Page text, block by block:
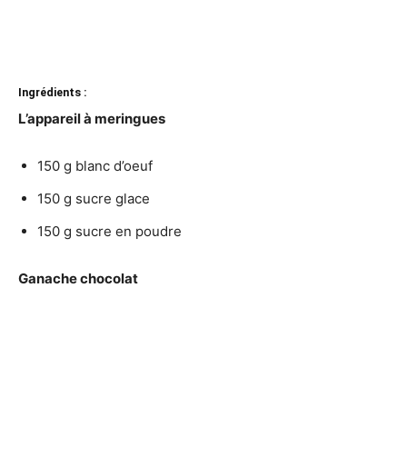
Ingrédients :
L’appareil à meringues
150 g blanc d’oeuf
150 g sucre glace
150 g sucre en poudre
Ganache chocolat